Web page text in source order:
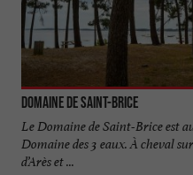
Domaine de Saint-Brice
Le Domaine de Saint-Brice est
Domaine des 3 eaux. À cheval
d’Arès et ...